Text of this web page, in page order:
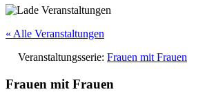
« Alle Veranstaltungen
Veranstaltungsserie: Frauen mit Frauen
Frauen mit Frauen